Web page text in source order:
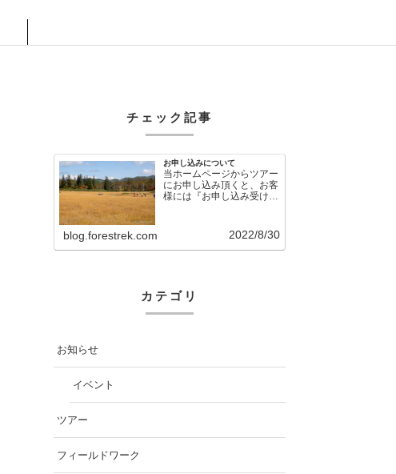
チェック記事
お申し込みについて
当ホームページからツアー
にお申し込み頂くと、お客
様には『お申し込み受け付
blog.forestrek.com 2022/8/30
カテゴリ
お知らせ
イベント
ツアー
フィールドワーク